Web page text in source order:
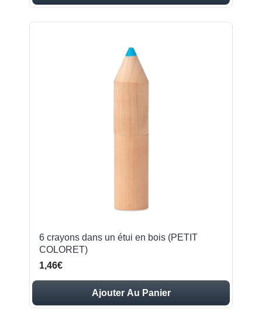
6 crayons dans un étui en bois (PETIT
COLORET)
1,46€
Ajouter Au Panier